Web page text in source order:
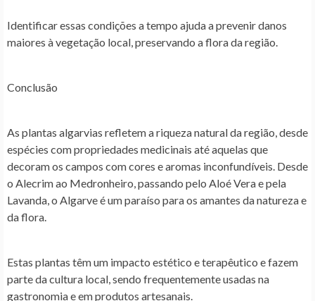
Identificar essas condições a tempo ajuda a prevenir danos
maiores à vegetação local, preservando a flora da região.
Conclusão
As plantas algarvias refletem a riqueza natural da região, desde
espécies com propriedades medicinais até aquelas que
decoram os campos com cores e aromas inconfundíveis. Desde
o Alecrim ao Medronheiro, passando pelo Aloé Vera e pela
Lavanda, o Algarve é um paraíso para os amantes da natureza e
da flora.
Estas plantas têm um impacto estético e terapêutico e fazem
parte da cultura local, sendo frequentemente usadas na
gastronomia e em produtos artesanais.